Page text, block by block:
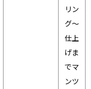
リン
グ～
仕上
げま
でマ
ンツ